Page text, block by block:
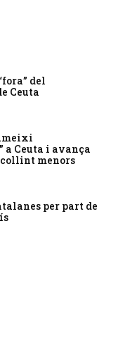
del
Ceuta
a Ceuta i avança
menors
per part de